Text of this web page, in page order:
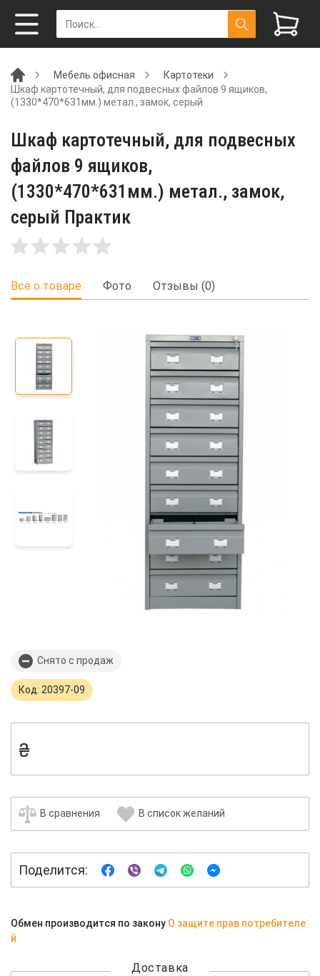
Мебель офисная
Картотеки
Шкаф картотечный, для подвесных файлов 9 ящиков,
(1330*470*631мм.) метал., замок, серый
Шкаф картотечный, для подвесных
файлов 9 ящиков,
(1330*470*631мм.) метал., замок,
серый Практик
Все о товаре Фото Отзывы (0)
Снято с продаж
Код: 20397-09
₴
В сравнения В список желаний
Поделится:
Обмен производится по закону О защите прав потребителе
й
Доставка